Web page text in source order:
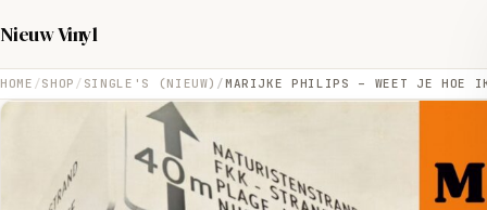
Nieuw Vinyl
HOME SHOP SINGLE'S (NIEUW) MARIJKE PHILIPS – WEET JE HOE IK